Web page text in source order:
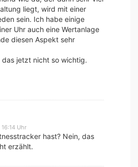
liegt, wird mit einer
sein. Ich habe einige
Uhr auch eine Wertanlage
diesen Aspekt sehr
das jetzt nicht so wichtig.
Uhr
hast? Nein, das
erzählt.